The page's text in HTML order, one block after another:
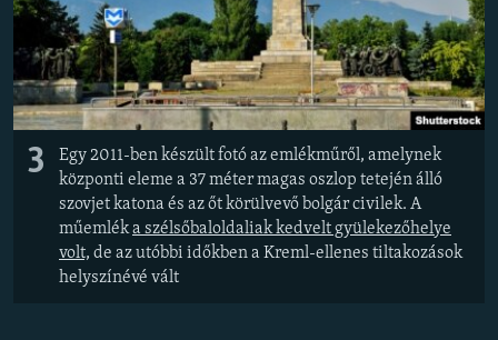
3
Egy 2011-ben készült fotó az emlékműről, amelynek
központi eleme a 37 méter magas oszlop tetején álló
szovjet katona és az őt körülvevő bolgár civilek. A
műemléka szélsőbaloldaliak kedvelt gyülekezőhelye
volt, de az utóbbi időkben a Kreml-ellenes tiltakozások
helyszínévé vált